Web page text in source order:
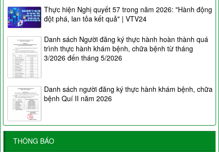
Thực hiện Nghị quyết 57 trong năm 2026: "Hành động
đột phá, lan tỏa kết quả" | VTV24
Danh sách Người đăng ký thực hành hoàn thành quá
trình thực hành khám bệnh, chữa bệnh từ tháng
3/2026 đến tháng 5/2026
Danh sách người đăng ký thực hành khám bệnh, chữa
bệnh Quí II năm 2026
THÔNG BÁO